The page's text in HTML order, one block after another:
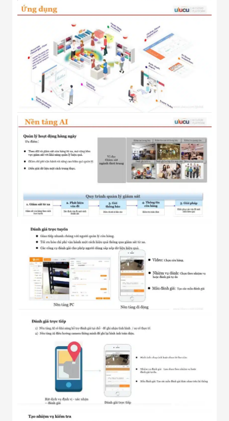
Máy Dò Kim
Nghiệp
Thiết Bị Công
Nghệ Cao
Ống Nhòm
Chuyên Dụng
Máy Kiểm Tra
Khuyết Tật
Máy Kiểm Tra
Vết Nứt Sản
Phẩm
Máy Kiểm Tra
Bo Mạch Điện
Tử
Flycam
Robot Tự Hành
Loại
Lý (X-Ray)
Cổng Phân Làn
Ngành
Thực Phẩm
Thiết Bị Ngành